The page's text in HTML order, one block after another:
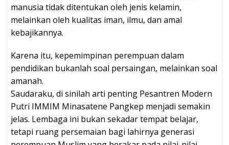
manusia tidak ditentukan oleh jenis kelamin,
melainkan oleh kualitas iman, ilmu, dan amal
kebajikannya.
Karena itu, kepemimpinan perempuan dalam
pendidikan bukanlah soal persaingan, melainkan soal
amanah.
Saudaraku, di sinilah arti penting Pesantren Modern
Putri IMMIM Minasatene Pangkep menjadi semakin
jelas. Lembaga ini bukan sekadar tempat belajar,
tetapi ruang persemaian bagi lahirnya generasi